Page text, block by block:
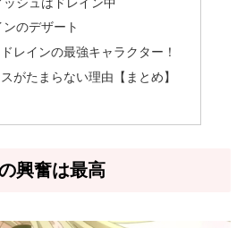
のデザート
レインの最強キャラクター！
がたまらない理由【まとめ】
興奮は最高